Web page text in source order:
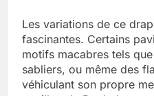
Les variations de ce
fascinantes. Certains
motifs macabres tels
sabliers, ou même des
véhiculant son propre